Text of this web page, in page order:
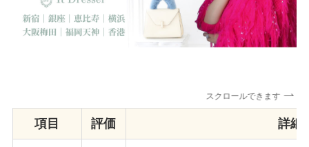
スクロールできます
項目 評価 詳細